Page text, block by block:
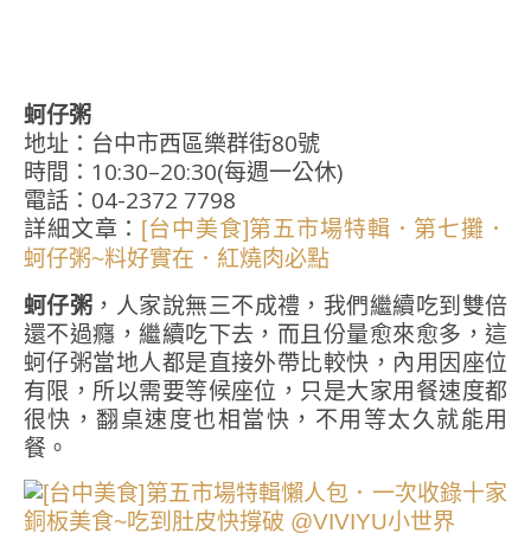
蚵仔粥
地址：台中市西區樂群街80號
時間：10:30–20:30(每週一公休)
電話：04-2372 7798
詳細文章： [台中美食]第五市場特輯．第七攤．
蚵仔粥~料好實在．紅燒肉必點
蚵仔粥 ，人家說無三不成禮，我們繼續吃到雙倍
還不過癮，繼續吃下去，而且份量愈來愈多，這
蚵仔粥當地人都是直接外帶比較快，內用因座位
有限，所以需要等候座位，只是大家用餐速度都
很快，翻桌速度也相當快，不用等太久就能用
餐。